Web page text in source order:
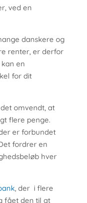
ved en
danskere og
renter, er derfor
en
for dit
omvendt, at
flere penge.
er forbundet
fordrer en
hver
, der i flere
fået den til at